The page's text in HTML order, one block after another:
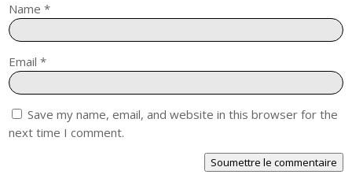
Name*
Email*
Save my name, email, and website in this browser for the
next time I comment.
Soumettre le commentaire